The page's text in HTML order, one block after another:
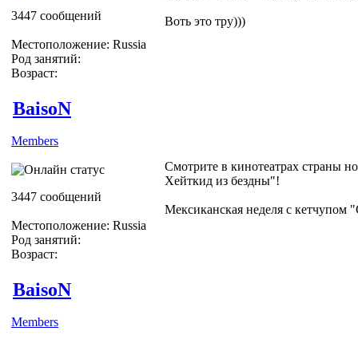
3447 сообщений
Местоположение: Russia
Род занятий:
Возраст:
Воть это тру)))
BaisoN
Members
3447 сообщений
Местоположение: Russia
Род занятий:
Возраст:
Смотрите в кинотеатрах страны
Хейткид из бездны"!
Мексиканская неделя с
BaisoN
Members